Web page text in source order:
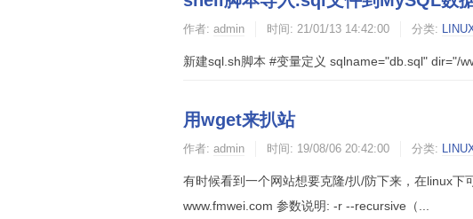
作者: admin 时间: 21/01/13 14:42:00 分类:
新建sql.sh脚本 #变量定义 sqlname="db.sql" dir="/
用wget来扒站
作者: admin 时间: 19/08/06 20:42:00 分类:
有时候看到一个网站想要克隆/扒/防下来，在linux
www.fmwei.com 参数说明: -r --recursive（...